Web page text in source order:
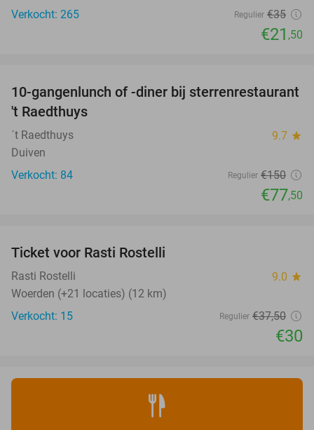
Verkocht: 265
Regulier €35
€21 ,50
48%
NEW
TODAY
10-gangenlunch of -diner bij sterrenrestaurant
't Raedthuys
´t Raedthuys 9.7 star
Duiven
Verkocht: 84
Regulier €150
€77,50
TODAY
Ticket voor Rasti Rostelli
Rasti Rostelli 9.0 star
Woerden (+21 locaties) (12 km)
Verkocht: 15
Regulier €37,50
€30